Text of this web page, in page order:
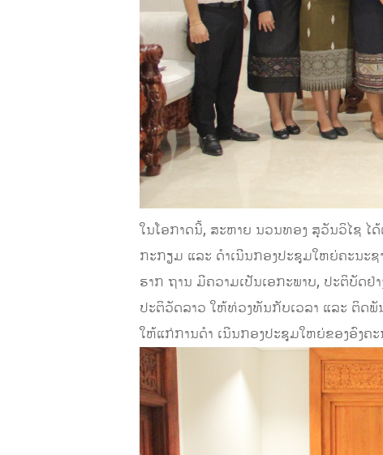
ໃນໂອກາດນີ້, ສະຫາຍ ນວນທອງ ສຸວັນວິໄຊ ໄ
ກະກຽມ ແລະ ດຳເນີນກອງປະຊຸມໃຫຍ່ຄະນະ
ຮາກ ຖານ ມີຄວາມເປັນເອກະພາບ, ປະຕິບັດ
ປະຕິວັດລາວ ໃຫ້ທ່ວງທັນກັບເວລາ ແລະ ຕິດ
ໃຫ້ແກ່ການດຳ ເນີນກອງປະຊຸມໃຫຍ່ຂອງອົງ